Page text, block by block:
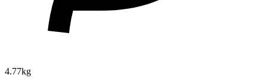
4.77kg